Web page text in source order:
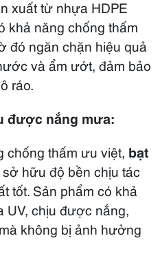
xuất từ nhựa HDPE
khả năng chống thấm
đó ngăn chặn hiệu quả
và ẩm ướt, đảm bảo
ráo.
được nắng mưa:
chống thấm ưu việt, bạt
hữu độ bền chịu tác
tốt. Sản phẩm có khả
UV, chịu được nắng,
không bị ảnh hưởng